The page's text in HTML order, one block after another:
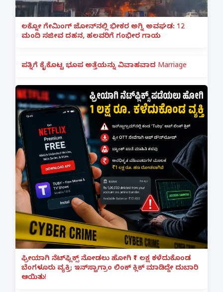
ಲಕ್ನೋ ಗೇಮಿಂಗ್ ಜೋನ್‌ನಲ್ಲಿ ಭೀಕರ ಅಗ್ನಿ ಅವಘಡ: 12
ಮಂದಿ ಸಜೀವ ದಹನ, ಹಲವರಿಗೆ ಗಂಭೀರ ಗಾಯ
ಪತ್ನಿಗೆ ಕೈಕೊಟ್ಟ ಭೂಪ ಅತ್ತೆಯನ್ನು ವಿವಾಹವಾದ Marriage
ಫ್ರೀಯಾಗಿ ನೆಟ್‌ಫ್ಲಿಕ್ಸ್ ನೋಡಲು ಹೋಗಿ ₹1 ಲಕ್ಷ ಕಳೆದುಕೊಂಡ
ಬೆಂಗಳೂರು ವ್ಯಕ್ತಿ; ಇನ್‌ಸ್ಟಾಗ್ರಾಂ ಲಿಂಕ್ ಕ್ಲಿಕ್ ಮಾಡಿದ್ದೇ ದುಬಾರಿ
ಆಯಿತು!